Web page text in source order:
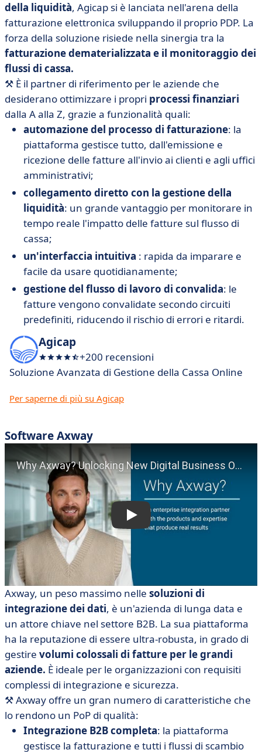
della liquidità, Agicap si è lanciata nell'arena della
fatturazione elettronica sviluppando il proprio PDP. La
forza della soluzione risiede nella sinergia tra la
fatturazione dematerializzata e il monitoraggio dei
flussi di cassa.
⚒️ È il partner di riferimento per le aziende che
desiderano ottimizzare i propri processi finanziari
dalla A alla Z, grazie a funzionalità quali:
automazione del processo di fatturazione: la
piattaforma gestisce tutto, dall'emissione e
ricezione delle fatture all'invio ai clienti e agli uffici
amministrativi;
collegamento diretto con la gestione della
liquidità: un grande vantaggio per monitorare in
tempo reale l'impatto delle fatture sul flusso di
cassa;
un'interfaccia intuitiva : rapida da imparare e
facile da usare quotidianamente;
gestione del flusso di lavoro di convalida: le
fatture vengono convalidate secondo circuiti
predefiniti, riducendo il rischio di errori e ritardi.
Agicap
+200 recensioni
Soluzione Avanzata di Gestione della Cassa Online
Per saperne di più su Agicap
Software Axway
Axway, un peso massimo nelle soluzioni di
integrazione dei dati, è un'azienda di lunga data e
un attore chiave nel settore B2B. La sua piattaforma
ha la reputazione di essere ultra-robusta, in grado di
gestire volumi colossali di fatture per le grandi
aziende. È ideale per le organizzazioni con requisiti
complessi di integrazione e sicurezza.
⚒️Axway offre un gran numero di caratteristiche che
lo rendono un PoP di qualità:
Integrazione B2B completa: la piattaforma
gestisce la fatturazione e tutti i flussi di scambio